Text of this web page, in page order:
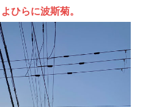
ひらに波斯菊。